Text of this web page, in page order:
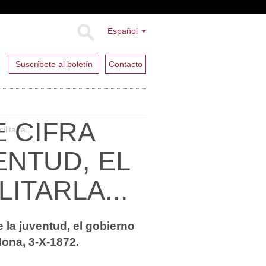
Español
Suscríbete al boletín Contacto
CIFRA
EL
la juventud, el gobierno
3-X-1872.